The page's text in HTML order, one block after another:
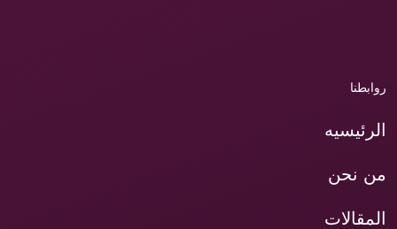
روابطنا
الرئيسيه
من نحن
المقالات